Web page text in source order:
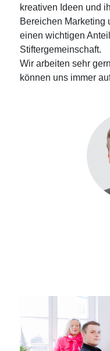
kreativen Ideen und
Bereichen Marketing
einen wichtigen
Stiftergemeinschaft.
Wir arbeiten sehr
können uns immer